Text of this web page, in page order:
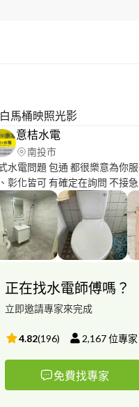
馬桶映照光影
意桔水電
南投市
水電問題 包通 都很樂意為你
化皆可 有確定在詢問 不接急單 感謝 如有要
此網站，蝦皮很多可以先看，
費用 只要案接案給我好評皆可免費場勘
提醒：謝謝你給我這次機會場勘
，但會跟我們收費用，不管有
一定加倍奉還好的
正在找水電師傅嗎？
立即邀請專家來完成
4.82(196) 2,167位專家
免費找專家